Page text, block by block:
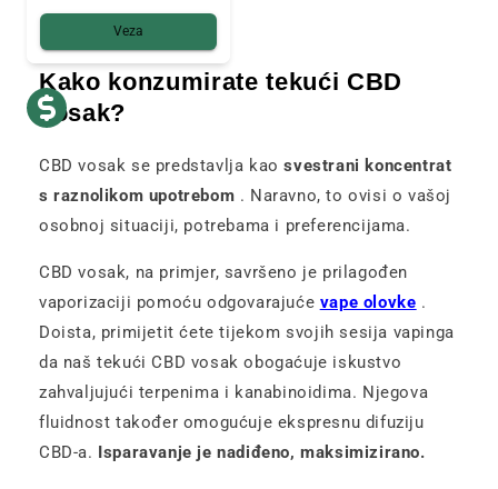
Kako konzumirate tekući CBD
vosak?
CBD vosak se predstavlja kaosvestrani koncentrat
s raznolikom upotrebom . Naravno, to ovisi o vašoj
osobnoj situaciji, potrebama i preferencijama.
CBD vosak, na primjer, savršeno je prilagođen
vaporizaciji pomoću odgovarajuće vape olovke .
Doista, primijetit ćete tijekom svojih sesija vapinga
da naš tekući CBD vosak obogaćuje iskustvo
zahvaljujući terpenima i kanabinoidima. Njegova
fluidnost također omogućuje ekspresnu difuziju
CBD-a.
Isparavanje je nadiđeno, maksimizirano.
Veza